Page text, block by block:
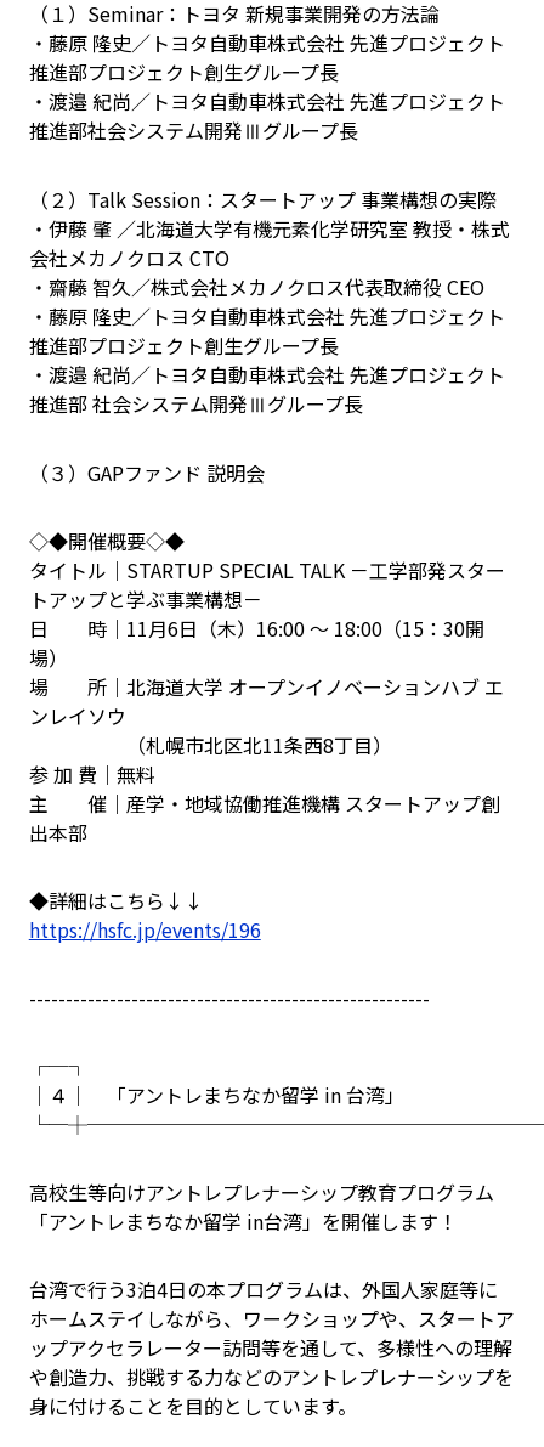
（１）Seminar：トヨタ 新規事業開発の方法論
・藤原 隆史／トヨタ自動車株式会社 先進プロジェクト
推進部プロジェクト創生グループ長
・渡邉 紀尚／トヨタ自動車株式会社 先進プロジェクト
推進部社会システム開発Ⅲグループ長
（２）Talk Session：スタートアップ 事業構想の実際
・伊藤 肇 ／北海道大学有機元素化学研究室 教授・株式
会社メカノクロス CTO
・齋藤 智久／株式会社メカノクロス代表取締役 CEO
・藤原 隆史／トヨタ自動車株式会社 先進プロジェクト
推進部プロジェクト創生グループ長
・渡邉 紀尚／トヨタ自動車株式会社 先進プロジェクト
推進部 社会システム開発Ⅲグループ長
（３）GAPファンド 説明会
◇◆開催概要◇◆
タイトル｜STARTUP SPECIAL TALK －工学部発スター
トアップと学ぶ事業構想－
日 時｜11月6日（木）16:00 ～ 18:00（15：30開
場）
場 所｜北海道大学 オープンイノベーションハブ エ
ンレイソウ
（札幌市北区北11条西8丁目）
参 加 費｜無料
主 催｜産学・地域協働推進機構 スタートアップ創
出本部
◆詳細はこちら↓↓
https://hsfc.jp/events/196
-------------------------------------------------------
┌─┐
│４│ 「アントレまちなか留学 in 台湾」
高校生等向けアントレプレナーシップ教育プログラム
「アントレまちなか留学 in台湾」を開催します！
台湾で行う3泊4日の本プログラムは、外国人家庭等に
ホームステイしながら、ワークショップや、スタートア
ップアクセラレーター訪問等を通して、多様性への理解
や創造力、挑戦する力などのアントレプレナーシップを
身に付けることを目的としています。